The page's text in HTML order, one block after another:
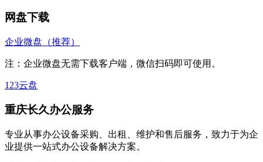
网盘下载
企业微盘（推荐）
注：企业微盘无需下载客户端，微信扫码即可使用。
123云盘
重庆长久办公服务
专业从事办公设备采购、出租、维护和售后服务，致力于为企
业提供一站式办公设备解决方案。